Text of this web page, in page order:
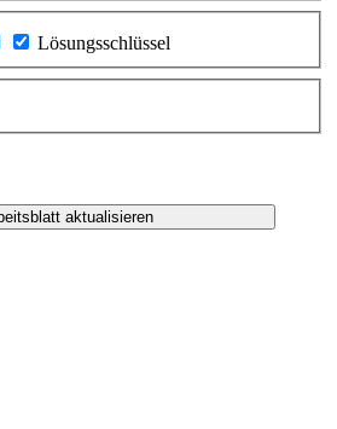
Lösungsschlüssel
aktualisieren